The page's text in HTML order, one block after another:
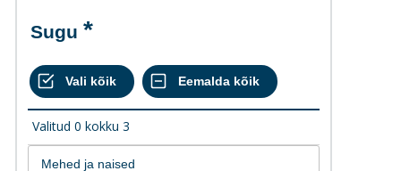
Sugu
Valitud 0 kokku 3